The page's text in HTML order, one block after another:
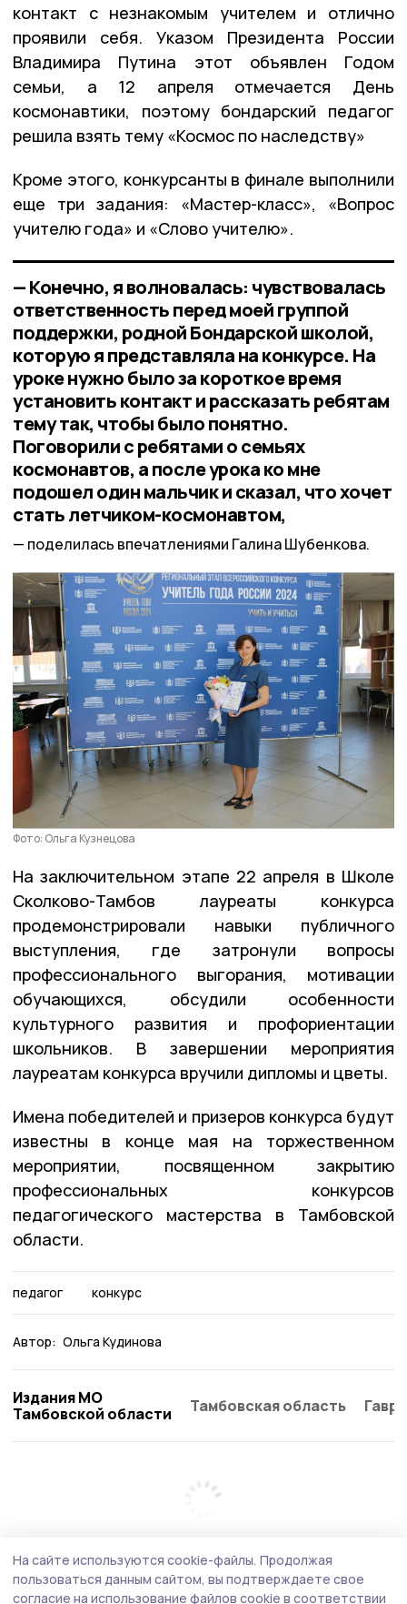
контакт с незнакомым учителем и отлично
проявили себя. Указом Президента России
Владимира Путина этот объявлен Годом
семьи, а 12 апреля отмечается День
космонавтики, поэтому бондарский педагог
решила взять тему «Космос по наследству»
Кроме этого, конкурсанты в финале выполнили
еще три задания: «Мастер-класс», «Вопрос
учителю года» и «Слово учителю».
— Конечно, я волновалась: чувствовалась
ответственность перед моей группой
поддержки, родной Бондарской школой,
которую я представляла на конкурсе. На
уроке нужно было за короткое время
установить контакт и рассказать ребятам
тему так, чтобы было понятно.
Поговорили с ребятами о семьях
космонавтов, а после урока ко мне
подошел один мальчик и сказал, что хочет
стать летчиком-космонавтом,
поделилась впечатлениями Галина Шубенкова.
Фото: Ольга Кузнецова
На заключительном этапе 22 апреля в Школе
Сколково-Тамбов лауреаты конкурса
продемонстрировали навыки публичного
выступления, где затронули вопросы
профессионального выгорания, мотивации
обучающихся, обсудили особенности
культурного развития и профориентации
школьников. В завершении мероприятия
лауреатам конкурса вручили дипломы и цветы.
Имена победителей и призеров конкурса будут
известны в конце мая на торжественном
мероприятии, посвященном закрытию
профессиональных конкурсов
педагогического мастерства в Тамбовской
области.
педагог конкурс
Автор: Ольга Кудинова
Издания МО
Тамбовской области
Тамбовская область
На сайте используются cookie-файлы. Продолжая
пользоваться данным сайтом, вы подтверждаете свое
согласие на использование файлов cookie в соответствии